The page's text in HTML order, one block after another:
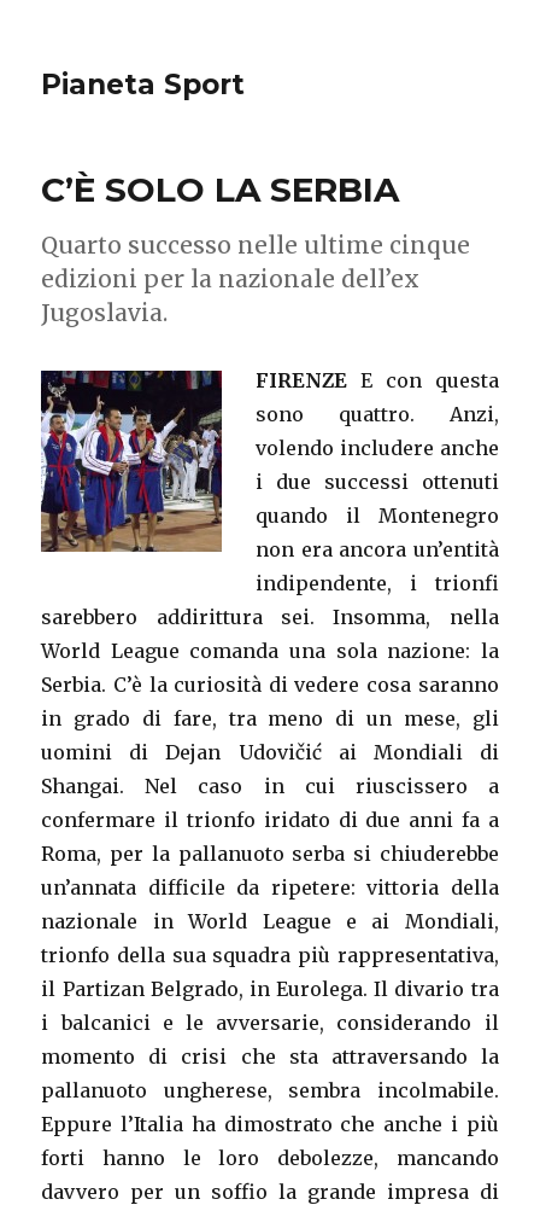
Pianeta Sport
C’È SOLO LA SERBIA
Quarto successo nelle ultime cinque
edizioni per la nazionale dell’ex
Jugoslavia.
FIRENZEE con questa
sono quattro. Anzi,
volendo includere anche
i due successi ottenuti
quando il Montenegro
non era ancora un’entità
indipendente, i trionfi
sarebbero addirittura sei. Insomma, nella
World League comanda una sola nazione: la
Serbia. C’è la curiosità di vedere cosa saranno
in grado di fare, tra meno di un mese, gli
uomini di Dejan Udovičić ai Mondiali di
Shangai. Nel caso in cui riuscissero a
confermare il trionfo iridato di due anni fa a
Roma, per la pallanuoto serba si chiuderebbe
un’annata difficile da ripetere: vittoria della
nazionale in World League e ai Mondiali,
trionfo della sua squadra più rappresentativa,
il Partizan Belgrado, in Eurolega. Il divario tra
i balcanici e le avversarie, considerando il
momento di crisi che sta attraversando la
pallanuoto ungherese, sembra incolmabile.
Eppure l’Italia ha dimostrato che anche i più
forti hanno le loro debolezze, mancando
davvero per un soffio la grande impresa di